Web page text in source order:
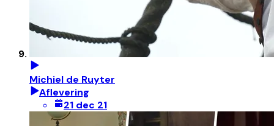
Michiel de Ruyter
Aflevering
21 dec 21